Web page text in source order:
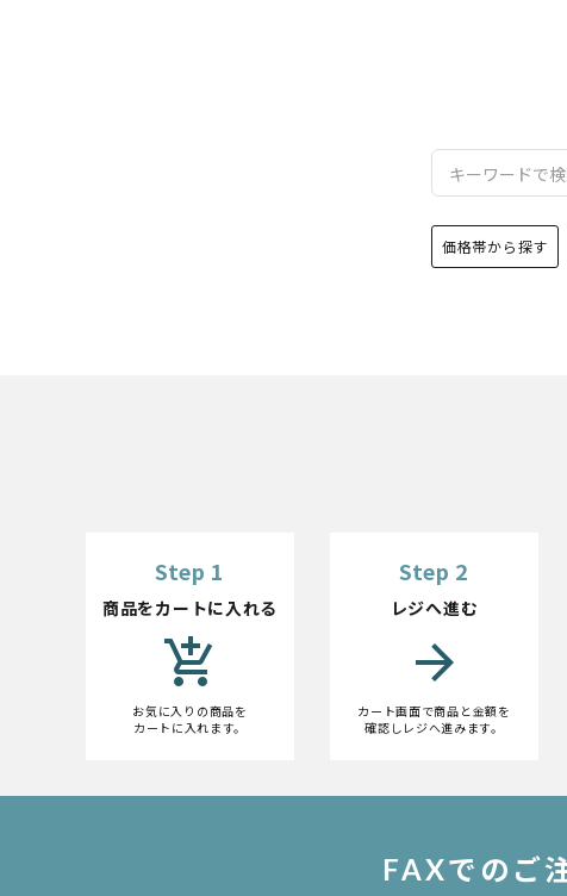
価格帯から探す
Step 1
商品をカートに入れる
add_shopping_cart
お気に入りの商品を
カートに入れます。
Step 2
レジへ進む
arrow_forward
カート画面で商品と金額を
確認しレジへ進みます。
FAXでのご